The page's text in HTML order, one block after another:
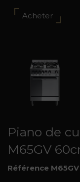
Acheter
Piano de
M65GV
Référence M65GV